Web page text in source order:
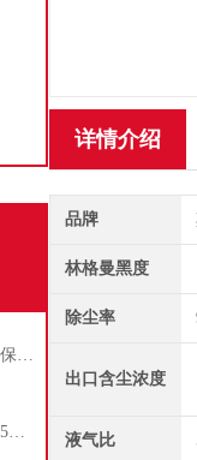
对于三相大功率吸尘器的维护保养，你了解多少
选择工业脉冲集尘机需要考虑5大因素,你都了解吗?
详情介绍
品牌
林格曼黑度
除尘率
出口含尘浓度
液气比